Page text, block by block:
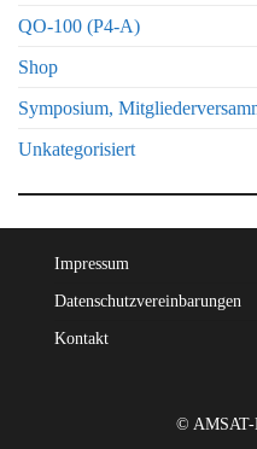
QO-100 (P4-A)
Shop
Symposium,
Unkategorisiert
Impressum
Datenschutzvereinbarungen
Kontakt
© AMSAT-